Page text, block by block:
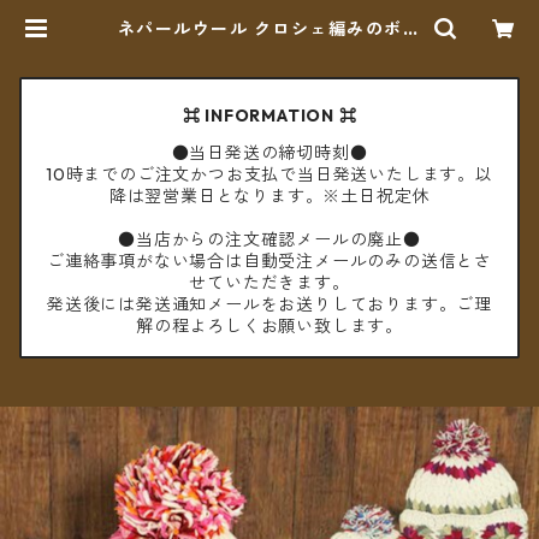
ネパールウール クロシェ編みのボン
⌘ INFORMATION ⌘
●当日発送の締切時刻●
10時までのご注文かつお支払で当日発送いたします。以
降は翌営業日となります。※土日祝定休
●当店からの注文確認メールの廃止●
ご連絡事項がない場合は自動受注メールのみの送信とさ
せていただきます。
発送後には発送通知メールをお送りしております。ご理
解の程よろしくお願い致します。